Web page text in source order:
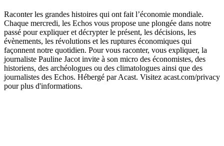
Raconter les grandes histoires qui ont fait l’économie mondiale.
Chaque mercredi, les Echos vous propose une plongée dans notre
passé pour expliquer et décrypter le présent, les décisions, les
évènements, les révolutions et les ruptures économiques qui
façonnent notre quotidien. Pour vous raconter, vous expliquer, la
journaliste Pauline Jacot invite à son micro des économistes, des
historiens, des archéologues ou des climatologues ainsi que des
journalistes des Echos. Hébergé par Acast. Visitez acast.com/privacy
pour plus d'informations.